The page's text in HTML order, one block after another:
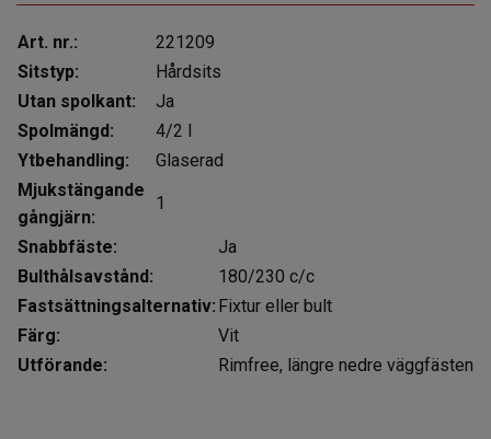
Art. nr.:
221209
Sitstyp:
Hårdsits
Utan spolkant:
Ja
Spolmängd:
4/2 l
Ytbehandling:
Glaserad
Mjukstängande
gångjärn:
1
Snabbfäste:
Ja
Bulthålsavstånd:
180/230 c/c
Fastsättningsalternativ: Fixtur eller bult
Färg:
Vit
Utförande:
Rimfree, längre nedre väggfästen